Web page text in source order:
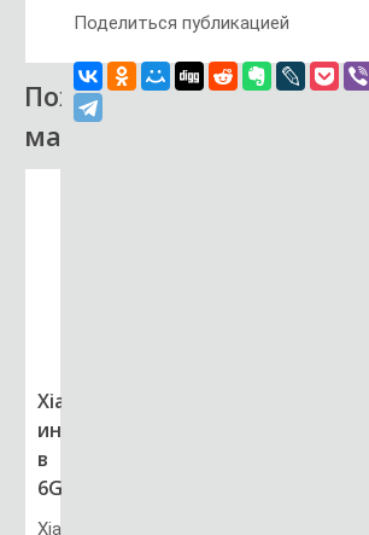
Поделиться публикацией
Похожий
материал
Xiaomi
инвестирует
в
6G
Xiaomi